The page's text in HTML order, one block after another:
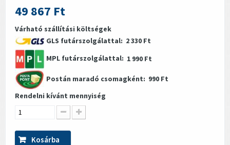
49 867 Ft
Várható szállítási költségek
GLS futárszolgálattal: 2 330 Ft
MPL futárszolgálattal: 1 990 Ft
Postán maradó csomagként: 990 Ft
Rendelni kívánt mennyiség
Kosárba